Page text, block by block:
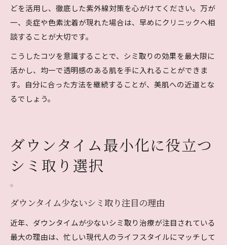
どを活用し、徹底した紫外線対策を心がけてください。万が
一、炎症や色素沈着が現れた場合は、早めにクリニックへ相
談することが大切です。
こうしたコツを意識することで、シミ取りの効果を最大限に
活かし、均一で透明感のある肌を手に入れることができま
す。自分に合った方法を継続することが、美肌への近道とな
るでしょう。
ダウンタイム最小化に役立つ
シミ取り選択
ダウンタイム少ないシミ取り注目の理由
近年、ダウンタイムが少ないシミ取り治療が注目されている
最大の理由は、忙しい現代人のライフスタイルにマッチして